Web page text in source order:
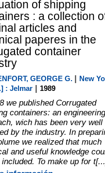
|New Jersey [U.S.A.] :
Book | 1989
información...
and
of shipping
: a collection of
articles and
paperes in the
container